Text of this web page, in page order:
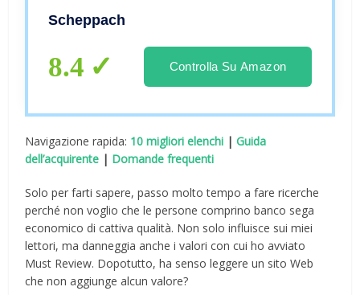
Scheppach
8.4 Controlla Su Amazon
Navigazione rapida: 10 migliori elenchi |Guida
dell’acquirente | Domande frequenti
Solo per farti sapere, passo molto tempo a fare ricerche
perché non voglio che le persone comprino banco sega
economico di cattiva qualità. Non solo influisce sui miei
lettori, ma danneggia anche i valori con cui ho avviato
Must Review. Dopotutto, ha senso leggere un sito Web
che non aggiunge alcun valore?